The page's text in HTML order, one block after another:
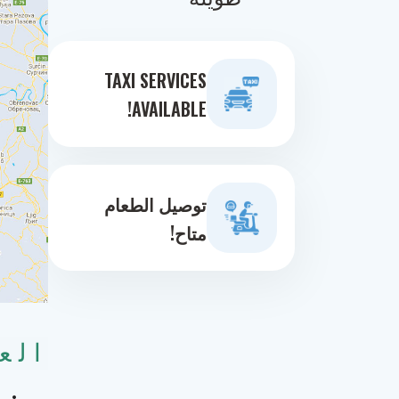
TAXI SERVICES
AVAILABLE!
توصيل الطعام
متاح!